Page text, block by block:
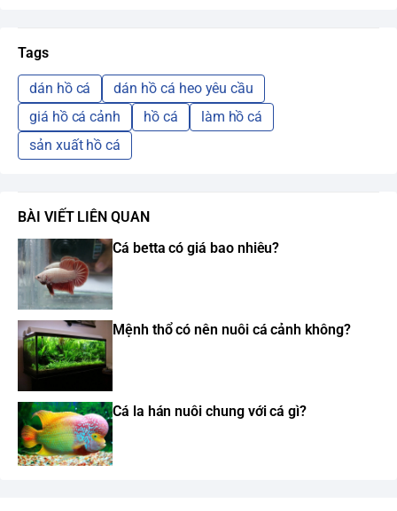
Tags
dán hồ cá
dán hồ cá heo yêu cầu
giá hồ cá cảnh
hồ cá
làm hồ cá
sản xuất hồ cá
BÀI VIẾT LIÊN QUAN
Cá betta có giá bao nhiêu?
Mệnh thổ có nên nuôi cá cảnh không?
Cá la hán nuôi chung với cá gì?